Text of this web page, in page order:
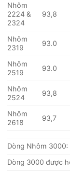
Nhôm
2224 &
2324
93,8
Nhôm
2319
93.0
Nhôm
2519
93.0
Nhôm
2524
93,8
Nhôm
2618
93,7
Dòng Nhôm
Dòng 3000 được